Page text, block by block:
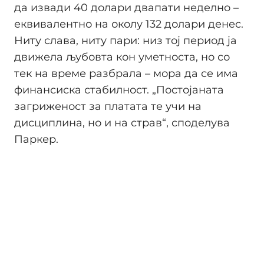
да извади 40 долари двапати неделно –
еквивалентно на околу 132 долари денес.
Ниту слава, ниту пари: низ тој период ја
движела љубовта кон уметноста, но со
тек на време разбрала – мора да се има
финансиска стабилност. „Постојаната
загриженост за платата те учи на
дисциплина, но и на страв“, споделува
Паркер.